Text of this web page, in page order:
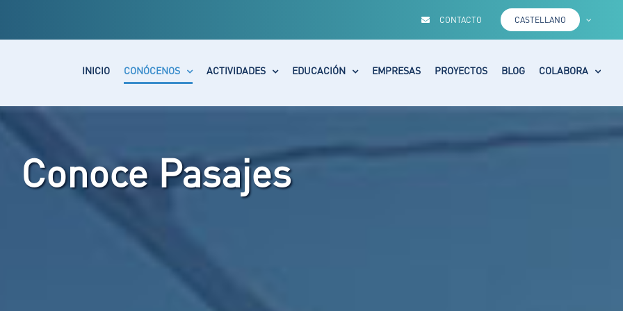
CONTACTO CASTELLANO
INICIO CONÓCENOS ACTIVIDADES EDUCACIÓN EMPRESAS PROYECTOS BLOG COLABORA
Conoce Pasajes